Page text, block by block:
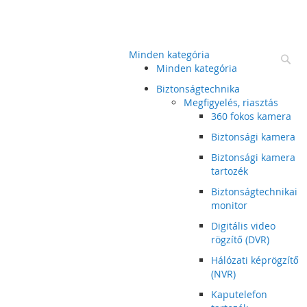
Minden kategória
Minden kategória
Biztonságtechnika
Megfigyelés, riasztás
360 fokos kamera
Biztonsági kamera
Biztonsági kamera
tartozék
Biztonságtechnikai
monitor
Digitális video
rögzítő (DVR)
Hálózati képrögzítő
(NVR)
Kaputelefon